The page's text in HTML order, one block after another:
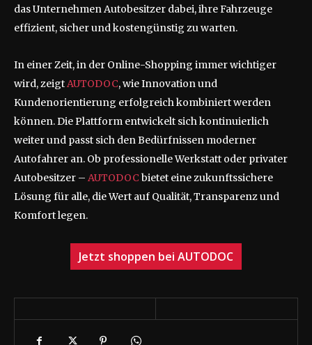
das Unternehmen Autobesitzer dabei, ihre Fahrzeuge
effizient, sicher und kostengünstig zu warten.
In einer Zeit, in der Online-Shopping immer wichtiger
wird, zeigtAUTODOC, wie Innovation und
Kundenorientierung erfolgreich kombiniert werden
können. Die Plattform entwickelt sich kontinuierlich
weiter und passt sich den Bedürfnissen moderner
Autofahrer an. Ob professionelle Werkstatt oder privater
Autobesitzer – AUTODOC bietet eine zukunftssichere
Lösung für alle, die Wert auf Qualität, Transparenz und
Komfort legen.
Jetzt shoppen bei AUTODOC